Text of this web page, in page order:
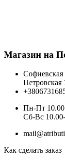
Магазин на
Петровская
Пн-Пт
Cб-Вс
Как сделать заказ